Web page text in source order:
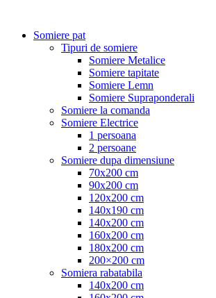
Somiere pat
Tipuri de somiere
Somiere Metalice
Somiere tapitate
Somiere Lemn
Somiere Supraponderali
Somiere la comanda
Somiere Electrice
1 persoana
2 persoane
Somiere dupa dimensiune
70x200 cm
90x200 cm
120x200 cm
140x190 cm
140x200 cm
160x200 cm
180x200 cm
200×200 cm
Somiera rabatabila
140x200 cm